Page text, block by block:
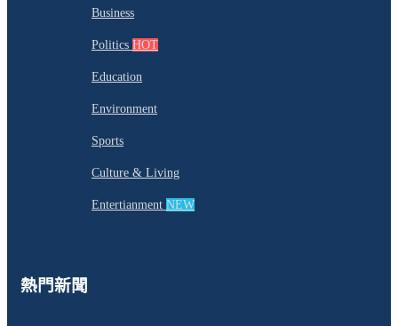
Business
Politics HOT
Education
Environment
Sports
Culture & Living
Entertianment NEW
熱門新聞